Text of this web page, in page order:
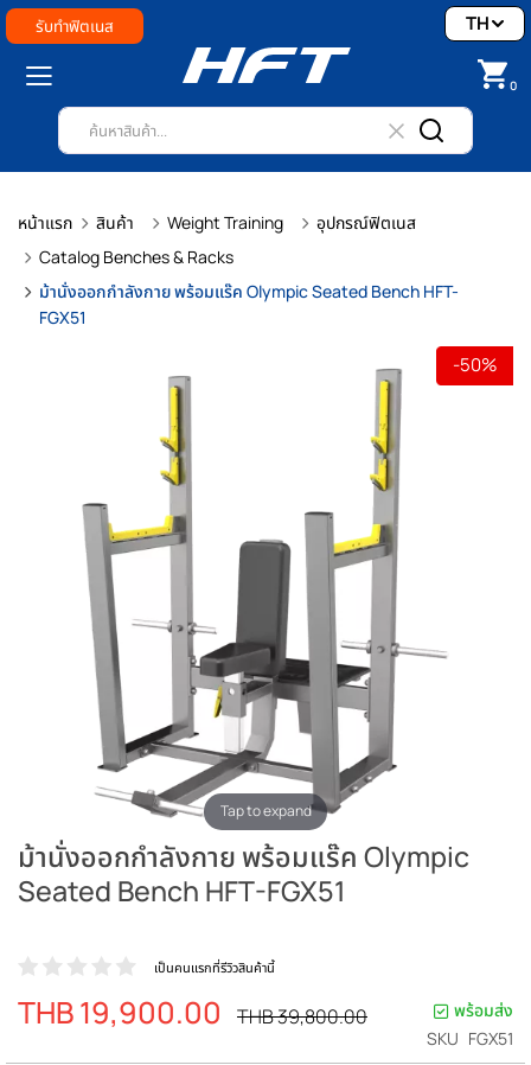
รับทำฟิตเนส
0
TH
หน้าแรก สินค้า Weight Training
อุปกรณ์ฟิตเนส
Catalog Benches & Racks
ม้านั่งออกกำลังกาย พร้อมแร๊ค Olympic Seated Bench HFT-
FGX51
Tap to expand
-50%
ม้านั่งออกกำลังกาย พร้อมแร๊ค Olympic
Seated Bench HFT-FGX51
เป็นคนแรกที่รีวิวสินค้านี้
ราคา
THB 19,900.00
ราคา
THB 39,800.00
พร้อมส่ง
SKU FGX51